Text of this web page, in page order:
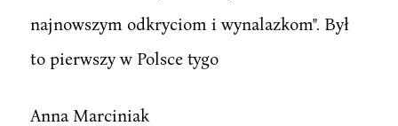
najnowszym odkryciom i wynalazkom". Był
to pierwszy w Polsce tygo
Anna Marciniak